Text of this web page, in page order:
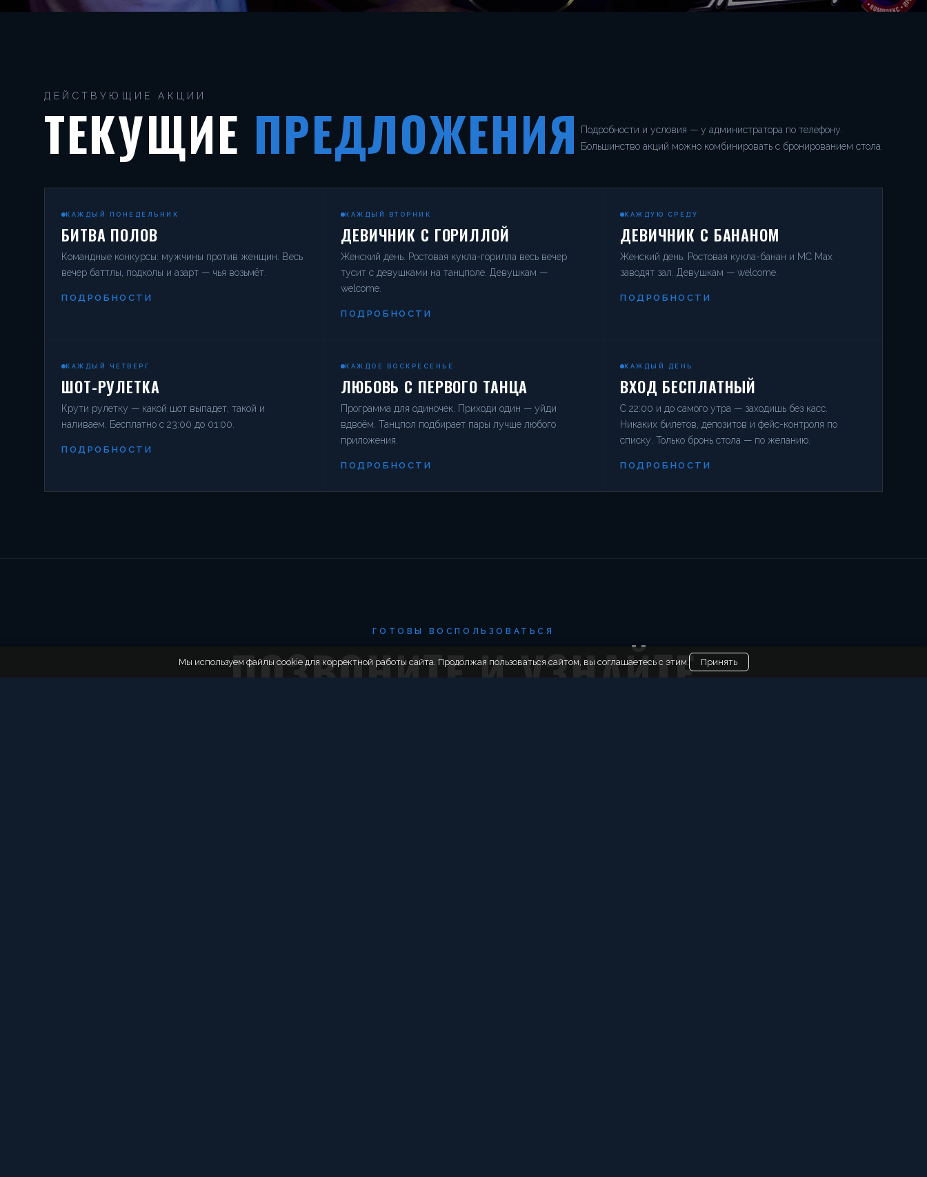
Мы используем файлы cookie для корректной работы сайта. Продолжая пользоваться сайтом, вы соглашаетесь с этим. Принять
ДЕЙСТВУЮЩИЕ АКЦИИ
ТЕКУЩИЕ ПРЕДЛОЖЕНИЯ
Подробности и условия — у администратора по телефону.
Большинство акций можно комбинировать с бронированием стола.
КАЖДЫЙ ПОНЕДЕЛЬНИК
БИТВА ПОЛОВ
Командные конкурсы: мужчины против женщин. Весь
вечер баттлы, подколы и азарт — чья возьмёт.
ПОДРОБНОСТИ
КАЖДЫЙ ВТОРНИК
ДЕВИЧНИК С ГОРИЛЛОЙ
Женский день. Ростовая кукла-горилла весь вечер
тусит с девушками на танцполе. Девушкам —
welcome.
ПОДРОБНОСТИ
КАЖДУЮ СРЕДУ
ДЕВИЧНИК С БАНАНОМ
Женский день. Ростовая кукла-банан и MC Max
заводят зал. Девушкам — welcome.
ПОДРОБНОСТИ
КАЖДЫЙ ЧЕТВЕРГ
ШОТ-РУЛЕТКА
Крути рулетку — какой шот выпадет, такой и
наливаем. Бесплатно с 23:00 до 01:00.
ПОДРОБНОСТИ
КАЖДОЕ ВОСКРЕСЕНЬЕ
ЛЮБОВЬ С ПЕРВОГО ТАНЦА
Программа для одиночек. Приходи один — уйди
вдвоём. Танцпол подбирает пары лучше любого
приложения.
ПОДРОБНОСТИ
КАЖДЫЙ ДЕНЬ
ВХОД БЕСПЛАТНЫЙ
С 22:00 и до самого утра — заходишь без касс.
Никаких билетов, депозитов и фейс-контроля по
списку. Только бронь стола — по желанию.
ПОДРОБНОСТИ
ГОТОВЫ ВОСПОЛЬЗОВАТЬСЯ
ПОЗВОНИТЕ И УЗНАЙТЕ